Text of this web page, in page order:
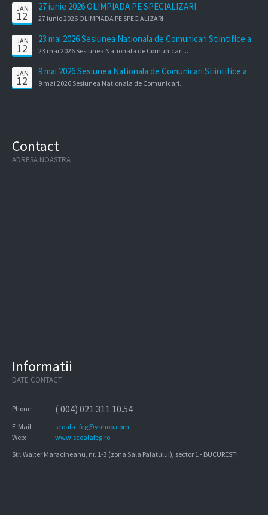
JAN
12
27 iunie 2026 OLIMPIADA PE SPECIALIZARI
27 iunie 2026 OLIMPIADA PE SPECIALIZARI
JAN
12
23 mai 2026 Sesiunea Nationala de Comunicari Stiintifice a
Cadrelor Didactice
23 mai 2026 Sesiunea Nationala de Comunicari...
JAN
12
9 mai 2026 Sesiunea Nationala de Comunicari Stiintifice a
elevilor
9 mai 2026 Sesiunea Nationala de Comunicari...
Contact
ADRESA NOASTRA
Informatii
DATE CONTACT
Phone: ( 004) 021.311.10.54
E-Mail:
scoala_feg@yahoo.com
Web:
www.scoalafeg.ro
Str. Walter Maracineanu, nr. 1-3 (zona Sala Palatului), sector 1 - BUCURESTI